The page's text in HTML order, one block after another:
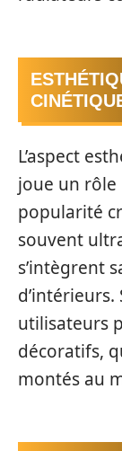
L’aspect
joue un rôle
popularité
souvent
s’intègrent
d’intérieurs.
utilisateurs
décoratifs,
montés au